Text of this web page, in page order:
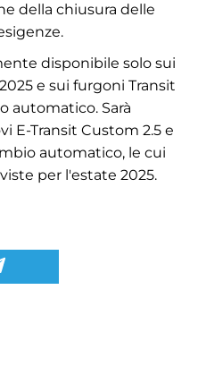
della chiusura delle
disponibile solo sui
e sui furgoni Transit
automatico. Sarà
E-Transit Custom 2.5 e
automatico, le cui
per l'estate 2025.